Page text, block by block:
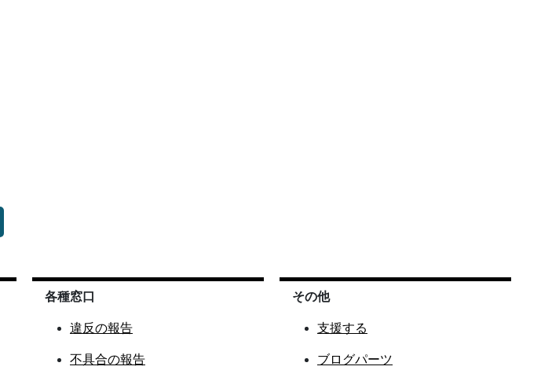
各種窓口
違反の報告
不具合の報告
その他
支援する
ブログパーツ